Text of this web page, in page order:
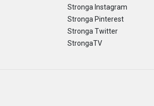
Stronga Instagram
Stronga Pinterest
Stronga Twitter
StrongaTV